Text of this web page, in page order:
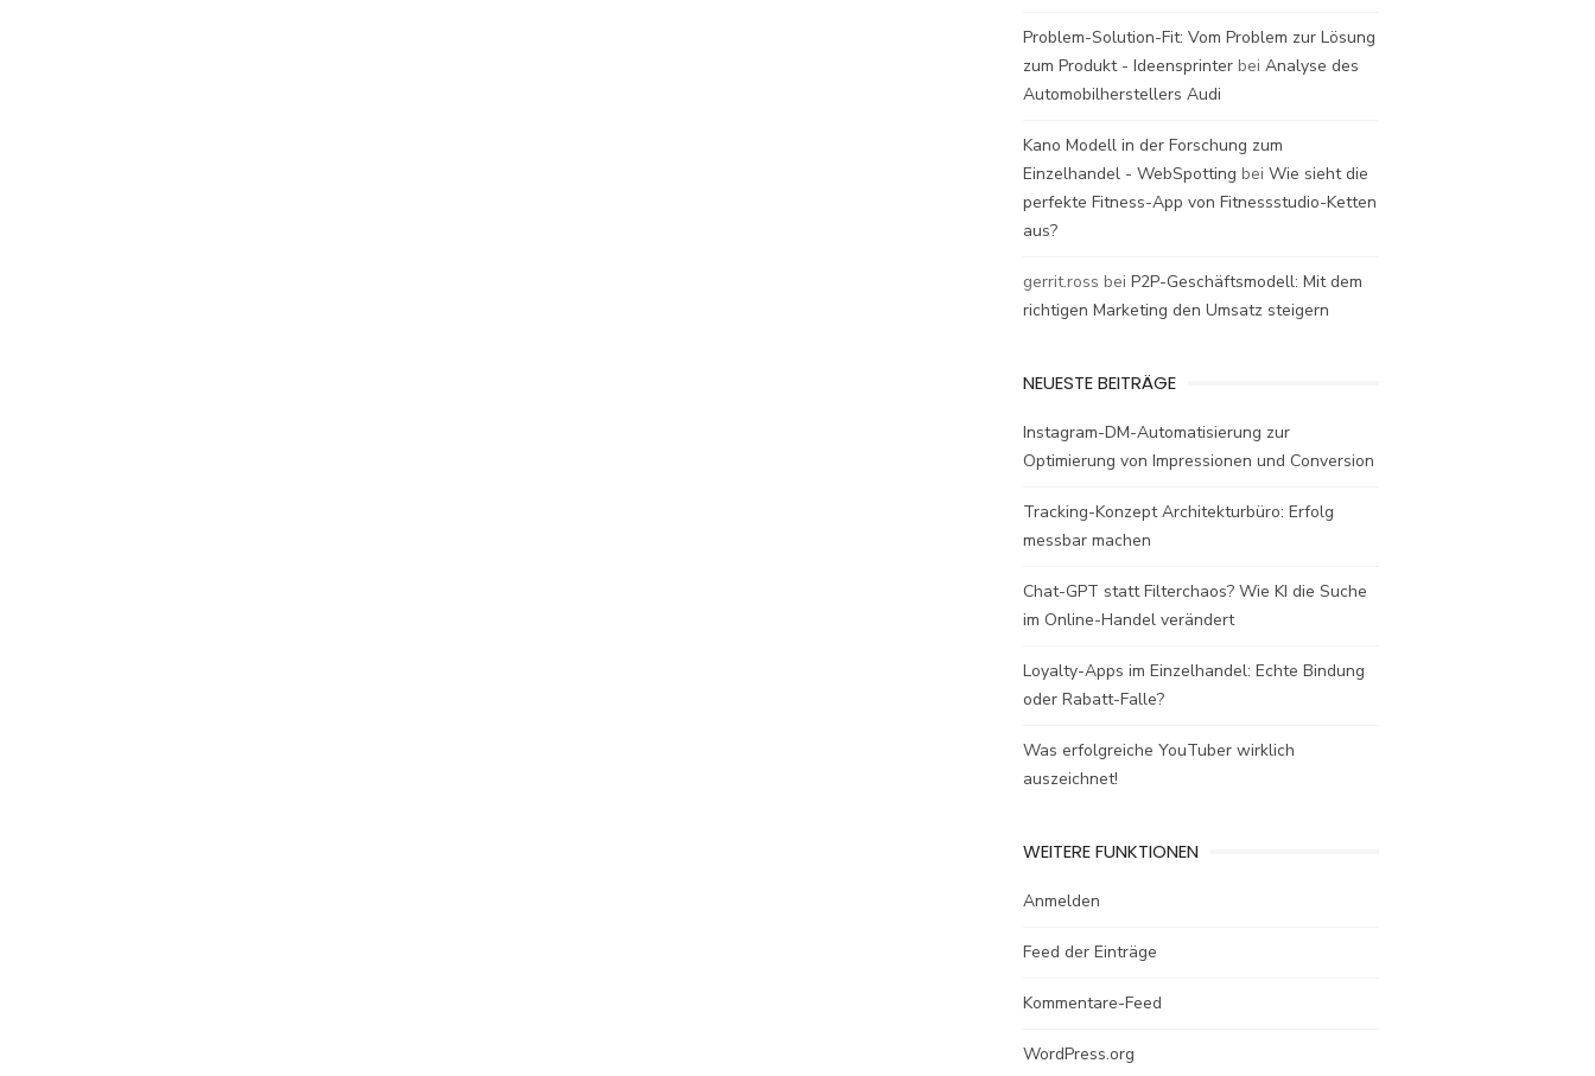
Problem-Solution-Fit: Vom Problem zur Lösung
zum Produkt - Ideensprinter bei Analyse des
Automobilherstellers Audi
Kano Modell in der Forschung zum
Einzelhandel - WebSpotting bei Wie sieht die
perfekte Fitness-App von Fitnessstudio-Ketten
aus?
gerrit.ross bei P2P-Geschäftsmodell: Mit dem
richtigen Marketing den Umsatz steigern
NEUESTE BEITRÄGE
Instagram-DM-Automatisierung zur
Optimierung von Impressionen und Conversion
Tracking-Konzept Architekturbüro: Erfolg
messbar machen
Chat-GPT statt Filterchaos? Wie KI die Suche
im Online-Handel verändert
Loyalty-Apps im Einzelhandel: Echte Bindung
oder Rabatt-Falle?
Was erfolgreiche YouTuber wirklich
auszeichnet!
WEITERE FUNKTIONEN
Anmelden
Feed der Einträge
Kommentare-Feed
WordPress.org